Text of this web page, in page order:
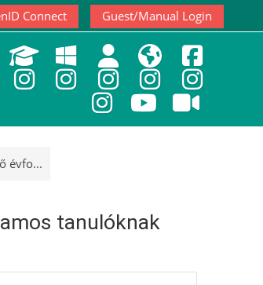
Connect Guest/Manual Login
évfo...
tanulóknak